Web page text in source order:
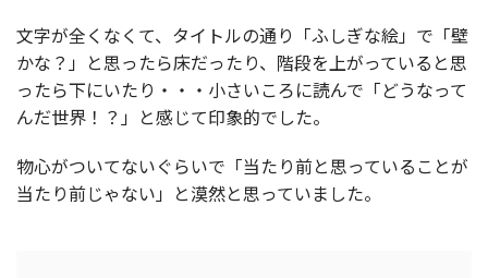
文字が全くなくて、タイトルの通り「ふしぎな絵」で「壁
かな？」と思ったら床だったり、階段を上がっていると思
ったら下にいたり・・・小さいころに読んで「どうなって
んだ世界！？」と感じて印象的でした。
物心がついてないぐらいで「当たり前と思っていることが
当たり前じゃない」と漠然と思っていました。